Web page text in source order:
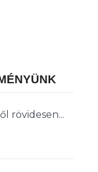
rövidesen...